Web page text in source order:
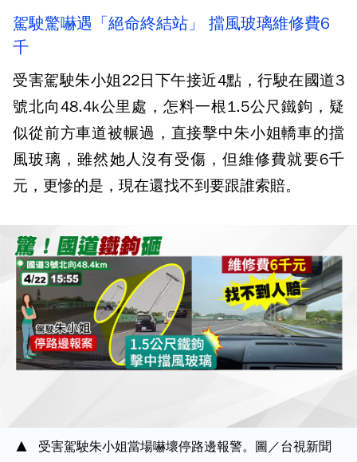
駕駛驚嚇遇「絕命終結站」 擋風玻璃維修費6
千
受害駕駛朱小姐22日下午接近4點，行駛在國道3
號北向48.4k公里處，怎料一根1.5公尺鐵鉤，疑
似從前方車道被輾過，直接擊中朱小姐轎車的擋
風玻璃，雖然她人沒有受傷，但維修費就要6千
元，更慘的是，現在還找不到要跟誰索賠。
受害駕駛朱小姐當場嚇壞停路邊報警。圖／台視新聞